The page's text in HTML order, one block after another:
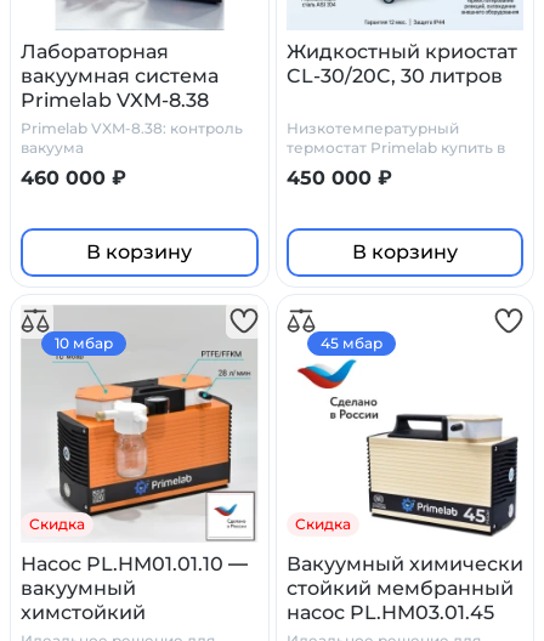
Лабораторная
вакуумная система
Primelab VXM-8.38
модульная
Primelab VXM-8.38: контроль
вакуума
460 000 ₽
В корзину
Жидкостный криостат
CL-30/20C, 30 литров
Низкотемпературный
термостат Primelab купить в
Моске. Производитель
Праймлаб.
450 000 ₽
В корзину
Скидка
Насос PL.HM01.01.10 —
вакуумный
химстойкий
10 мбар
Скидка
Вакуумный химически
стойкий мембранный
насос PL.HM03.01.45
45 мбар